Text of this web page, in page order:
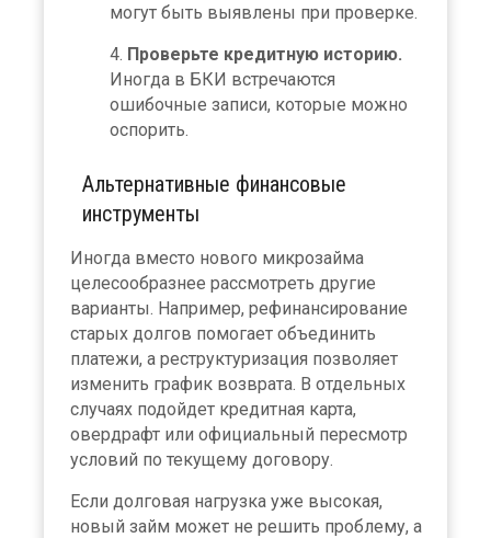
могут быть выявлены при проверке.
Проверьте кредитную историю.
Иногда в БКИ встречаются
ошибочные записи, которые можно
оспорить.
Альтернативные финансовые
инструменты
Иногда вместо нового микрозайма
целесообразнее рассмотреть другие
варианты. Например, рефинансирование
старых долгов помогает объединить
платежи, а реструктуризация позволяет
изменить график возврата. В отдельных
случаях подойдет кредитная карта,
овердрафт или официальный пересмотр
условий по текущему договору.
Если долговая нагрузка уже высокая,
новый займ может не решить проблему, а